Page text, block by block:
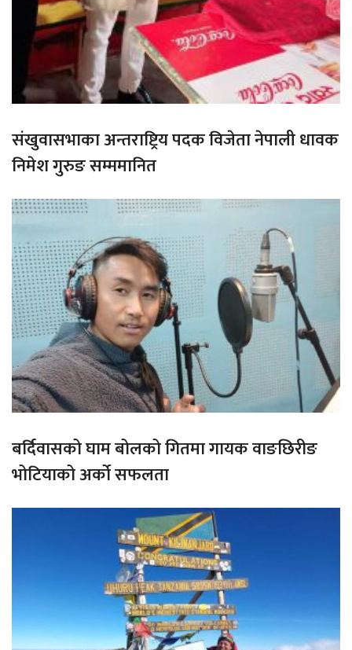
संखुवासभाका अन्तराष्ट्रिय पदक विजेता नेपाली धावक
निमेश गुरुङ सम्ममानित
बर्दिवासको घाम बोलको गितमा गायक वाङछिरीङ
भोटियाको अर्को सफलता